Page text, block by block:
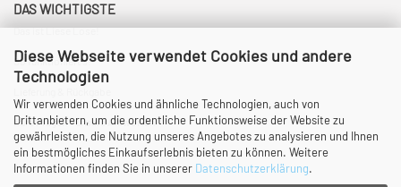
Diese Webseite verwendet Cookies und andere
Technologien
Wir verwenden Cookies und ähnliche Technologien, auch von
Drittanbietern, um die ordentliche Funktionsweise der Website zu
gewährleisten, die Nutzung unseres Angebotes zu analysieren und Ihnen
ein bestmögliches Einkaufserlebnis bieten zu können. Weitere
Informationen finden Sie in unserer Datenschutzerklärung.
DAS WICHTIGSTE
Das ist Liese Lose!
So funktioniert's!
Eure Fragen - unsere Antworten.